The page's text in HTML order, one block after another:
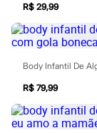
Polos
Acessórios
Bolsas e
Chapéus e Bonés
Cintos
Carteiras
Óculos
Calçados
Botas
R$ 29,99
R$ 79,99